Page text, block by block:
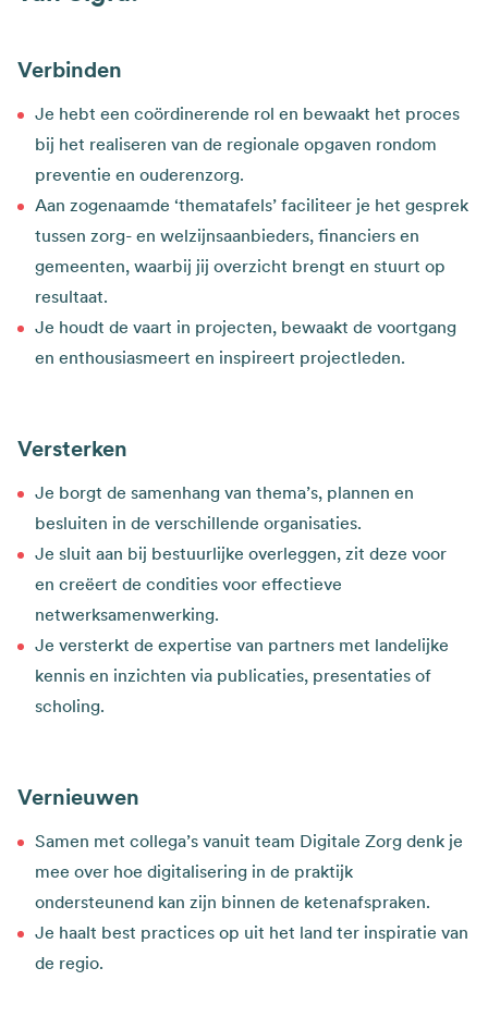
Verbinden
Je hebt een coördinerende rol en bewaakt het proces
bij het realiseren van de regionale opgaven rondom
preventie en ouderenzorg.
Aan zogenaamde ‘thematafels’ faciliteer je het gesprek
tussen zorg- en welzijnsaanbieders, financiers en
gemeenten, waarbij jij overzicht brengt en stuurt op
resultaat.
Je houdt de vaart in projecten, bewaakt de voortgang
en enthousiasmeert en inspireert projectleden.
Versterken
Je borgt de samenhang van thema’s, plannen en
besluiten in de verschillende organisaties.
Je sluit aan bij bestuurlijke overleggen, zit deze voor
en creëert de condities voor effectieve
netwerksamenwerking.
Je versterkt de expertise van partners met landelijke
kennis en inzichten via publicaties, presentaties of
scholing.
Vernieuwen
Samen met collega’s vanuit team Digitale Zorg denk je
mee over hoe digitalisering in de praktijk
ondersteunend kan zijn binnen de ketenafspraken.
Je haalt best practices op uit het land ter inspiratie van
de regio.